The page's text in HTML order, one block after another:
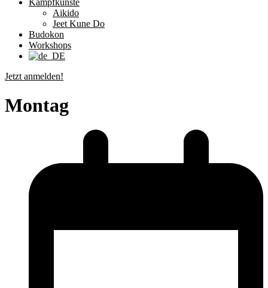
Kampfkünste
Aikido
Jeet Kune Do
Budokon
Workshops
Jetzt anmelden!
Montag